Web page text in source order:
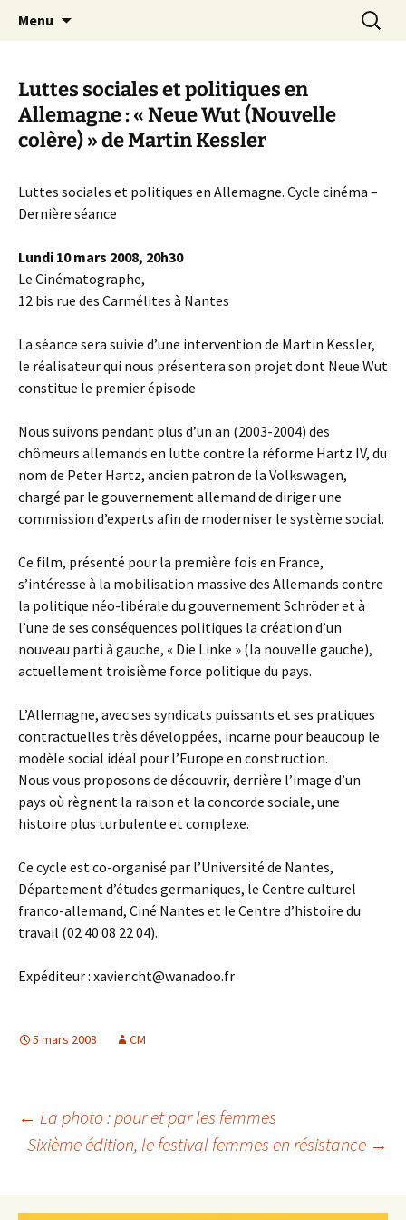
Canal Marches
Menu
Luttes sociales et politiques en
Allemagne : « Neue Wut (Nouvelle
colère) » de Martin Kessler
Luttes sociales et politiques en Allemagne. Cycle cinéma –
Dernière séance
Lundi 10 mars 2008, 20h30
Le Cinématographe,
12 bis rue des Carmélites à Nantes
La séance sera suivie d’une intervention de Martin Kessler,
le réalisateur qui nous présentera son projet dont Neue Wut
constitue le premier épisode
Nous suivons pendant plus d’un an (2003-2004) des
chômeurs allemands en lutte contre la réforme Hartz IV, du
nom de Peter Hartz, ancien patron de la Volkswagen,
chargé par le gouvernement allemand de diriger une
commission d’experts afin de moderniser le système social.
Ce film, présenté pour la première fois en France,
s’intéresse à la mobilisation massive des Allemands contre
la politique néo-libérale du gouvernement Schröder et à
l’une de ses conséquences politiques la création d’un
nouveau parti à gauche, « Die Linke » (la nouvelle gauche),
actuellement troisième force politique du pays.
L’Allemagne, avec ses syndicats puissants et ses pratiques
contractuelles très développées, incarne pour beaucoup le
modèle social idéal pour l’Europe en construction.
Nous vous proposons de découvrir, derrière l’image d’un
pays où règnent la raison et la concorde sociale, une
histoire plus turbulente et complexe.
Ce cycle est co-organisé par l’Université de Nantes,
Département d’études germaniques, le Centre culturel
franco-allemand, Ciné Nantes et le Centre d’histoire du
travail (02 40 08 22 04).
Expéditeur : xavier.cht@wanadoo.fr
5 mars 2008 CM
Navigation
← La photo : pour et par les femmes
Sixième édition, le festival femmes en résistance →